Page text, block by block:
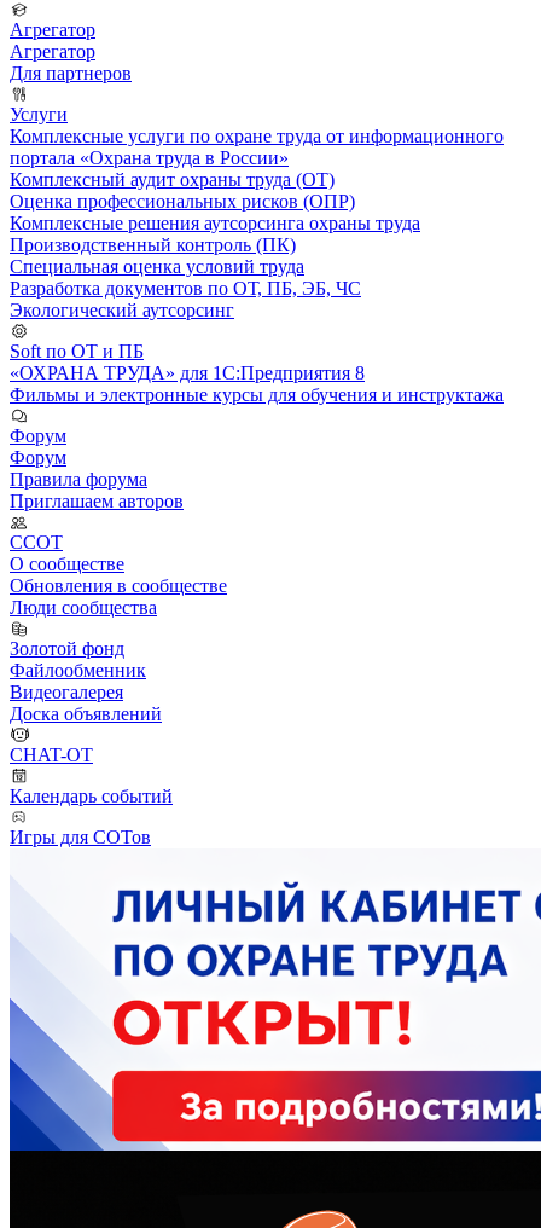
Агрегатор
Агрегатор
Для партнеров
Услуги
Комплексные услуги по охране труда от информационного
портала «Охрана труда в России»
Комплексный аудит охраны труда (ОТ)
Оценка профессиональных рисков (ОПР)
Комплексные решения аутсорсинга охраны труда
Производственный контроль (ПК)
Специальная оценка условий труда
Разработка документов по ОТ, ПБ, ЭБ, ЧС
Экологический аутсорсинг
Soft по ОТ и ПБ
«ОХРАНА ТРУДА» для 1С:Предприятия 8
Фильмы и электронные курсы для обучения и инструктажа
Форум
Форум
Правила форума
Приглашаем авторов
ССОТ
О сообществе
Обновления в сообществе
Люди сообщества
Золотой фонд
Файлообменник
Видеогалерея
Доска объявлений
CHAT-OT
Календарь событий
Игры для СОТов